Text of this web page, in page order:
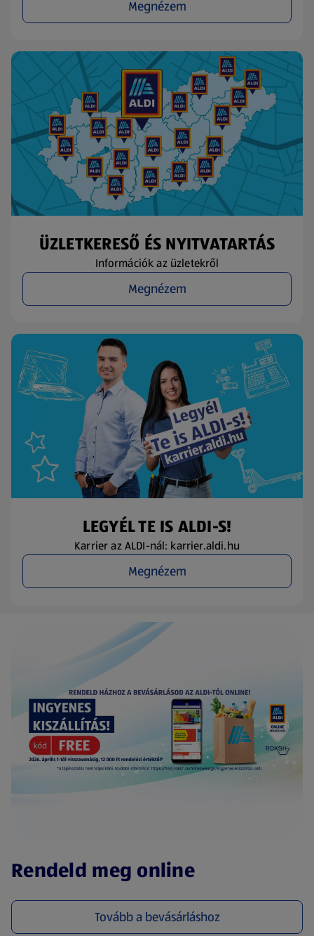
Megnézem
ÜZLETKERESŐ ÉS NYITVATARTÁS
Információk az üzletekről
Megnézem
LEGYÉL TE IS ALDI-S!
Karrier az ALDI-nál: karrier.aldi.hu
Megnézem
Rendeld meg online
Tovább a bevásárláshoz
(új oldalon nyílik meg)